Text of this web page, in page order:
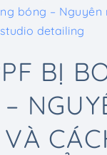
bóng – Nguyên
detailing
BỊ